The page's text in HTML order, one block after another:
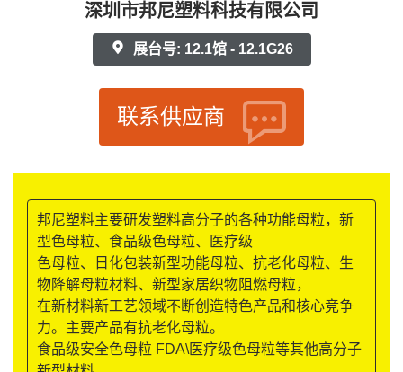
深圳市邦尼塑料科技有限公司
展台号: 12.1馆 - 12.1G26
联系供应商
邦尼塑料主要研发塑料高分子的各种功能母粒，新
型色母粒、食品级色母粒、医疗级
色母粒、日化包装新型功能母粒、抗老化母粒、生
物降解母粒材料、新型家居织物阻燃母粒，
在新材料新工艺领域不断创造特色产品和核心竞争
力。主要产品有抗老化母粒。
食品级安全色母粒 FDA\医疗级色母粒等其他高分子